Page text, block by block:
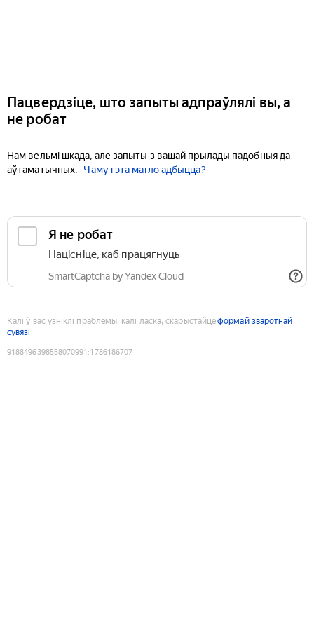
Пацвердзіце, што запыты адпраўлялі вы, а
не робат
Нам вельмі шкада, але запыты з вашай прылады падобныя да
аўтаматычных.
Чаму гэта магло адбыцца?
Я не робат
Націсніце, каб працягнуць
SmartCaptcha by Yandex Cloud
Калі ў вас узніклі праблемы, калі ласка, скарыстайцеформай зваротнай
сувязі
9188496398558070991 :1786186707